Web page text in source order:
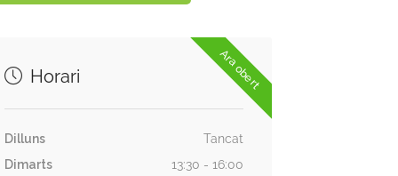
Ara obert
Horari
Dilluns
Tancat
Dimarts
13:30 - 16:00